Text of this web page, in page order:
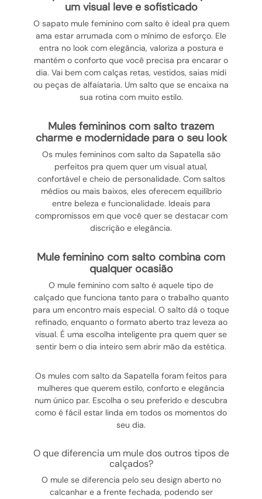
um visual leve e sofisticado
O sapato mule feminino com salto é ideal pra quem
ama estar arrumada com o mínimo de esforço. Ele
entra no look com elegância, valoriza a postura e
mantém o conforto que você precisa pra encarar o
dia. Vai bem com calças retas, vestidos, saias midi
ou peças de alfaiataria. Um salto que se encaixa na
sua rotina com muito estilo.
mules femininos com salto trazem
charme e modernidade para o seu look
Os mules femininos com salto da Sapatella são
perfeitos pra quem quer um visual atual,
confortável e cheio de personalidade. Com saltos
médios ou mais baixos, eles oferecem equilíbrio
entre beleza e funcionalidade. Ideais para
compromissos em que você quer se destacar com
discrição e elegância.
mule feminino com salto combina com
qualquer ocasião
O mule feminino com salto é aquele tipo de
calçado que funciona tanto para o trabalho quanto
para um encontro mais especial. O salto dá o toque
refinado, enquanto o formato aberto traz leveza ao
visual. É uma escolha inteligente pra quem quer se
sentir bem o dia inteiro sem abrir mão da estética.
Os mules com salto da Sapatella foram feitos para
mulheres que querem estilo, conforto e elegância
num único par. Escolha o seu preferido e descubra
como é fácil estar linda em todos os momentos do
seu dia.
o que diferencia um mule dos outros tipos de
calçados?
O mule se diferencia pelo seu design aberto no
calcanhar e a frente fechada, podendo ser